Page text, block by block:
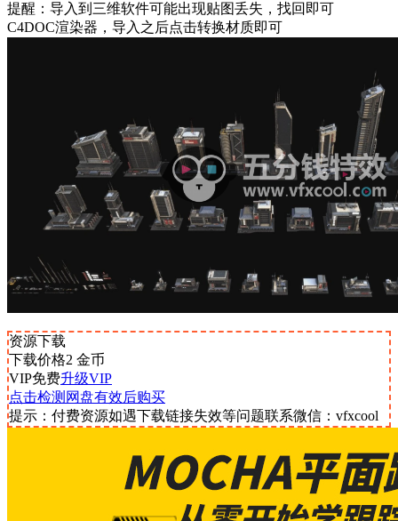
提醒：导入到三维软件可能出现贴图丢失，找回即可
C4DOC渲染器，导入之后点击转换材质即可
资源下载
下载价格2 金币
VIP免费升级VIP
点击检测网盘有效后购买
提示：付费资源如遇下载链接失效等问题联系微信：vfxcool